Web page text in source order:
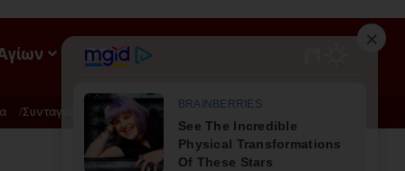
ΡΟΗ
Συνταγές Διατροφή - Φυσική Ιατρική